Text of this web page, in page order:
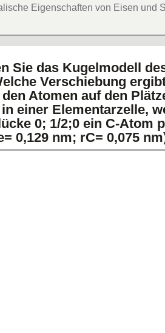
Eigenschaften von Eisen und
Sie das Kugelmodell
Verschiebung
Atomen auf den
einer Elementarzelle,
0; 1/2;0 ein C-Atom
0,129 nm; rC= 0,075